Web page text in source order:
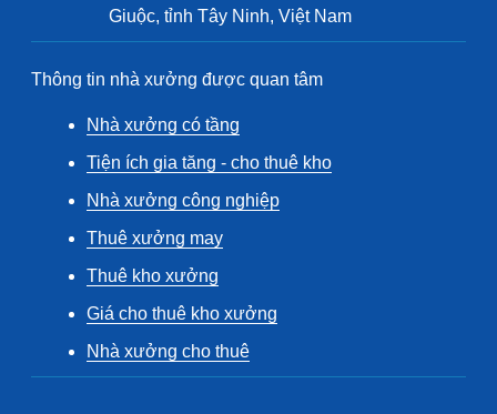
Giuộc, tỉnh Tây Ninh, Việt Nam
Thông tin nhà xưởng được quan tâm
Nhà xưởng có tầng
Tiện ích gia tăng - cho thuê kho
Nhà xưởng công nghiệp
Thuê xưởng may
Thuê kho xưởng
Giá cho thuê kho xưởng
Nhà xưởng cho thuê